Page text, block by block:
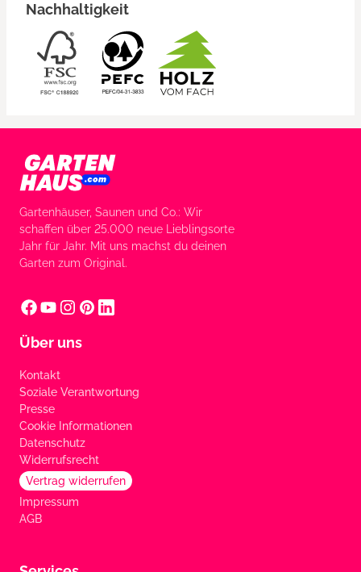
Nachhaltigkeit
Gartenhäuser, Saunen und Co.: Wir
schaffen über 25.000 neue Lieblingsorte
Jahr für Jahr. Mit uns machst du deinen
Garten zum Original.
Über uns
Kontakt
Soziale Verantwortung
Presse
Cookie Informationen
Datenschutz
Widerrufsrecht
Vertrag widerrufen
Impressum
AGB